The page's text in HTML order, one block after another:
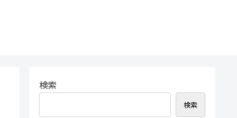
検索
検索